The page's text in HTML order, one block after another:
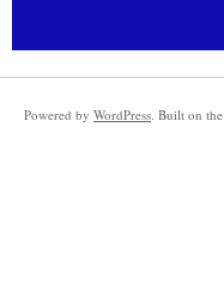
Powered by WordPress. Built on the